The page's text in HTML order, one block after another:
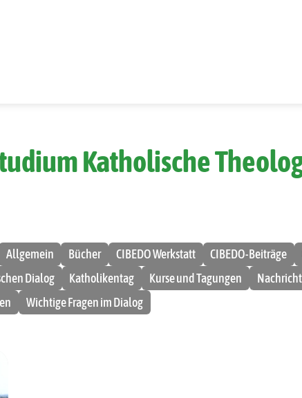
Katholische
Allgemein Bücher CIBEDO Werkstatt CIBEDO-Beiträge
Dialog
Katholikentag Kurse und Tagungen
Wichtige Fragen im Dialog